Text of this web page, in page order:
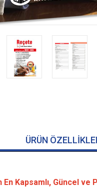
ÜRÜN
En Kapsamlı, Güncel